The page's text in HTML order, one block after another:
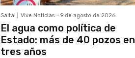
Salta Vive Noticias - 9 de agosto de 2026
El agua como política de
Estado: más de 40 pozos en
tres años